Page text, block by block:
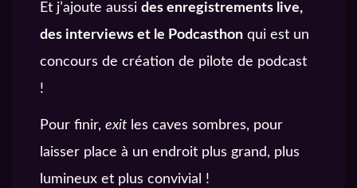
Et j’ajoute aussi des enregistrements live,
des interviews et le Podcasthon qui est un
concours de création de pilote de podcast
!
Pour finir, exit les caves sombres, pour
laisser place à un endroit plus grand, plus
lumineux et plus convivial !